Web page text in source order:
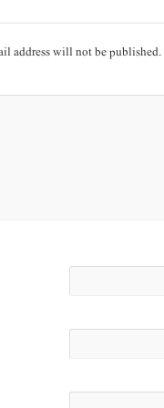
address will not be published.